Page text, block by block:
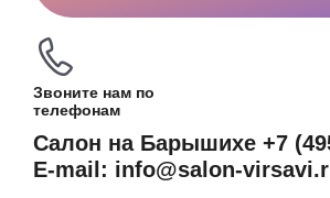
Звоните нам по
телефонам
Салон на Барышихе +7
E-mail: info@salon-